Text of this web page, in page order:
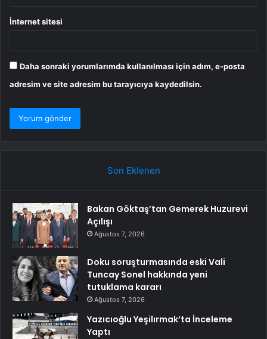
İnternet sitesi
Daha sonraki yorumlarımda kullanılması için adım, e-posta
adresim ve site adresim bu tarayıcıya kaydedilsin.
Son Eklenen
Bakan Göktaş’tan Gemerek Huzurevi
Açılışı
Ağustos 7, 2026
Doku soruşturmasında eski Vali
Tuncay Sonel hakkında yeni
tutuklama kararı
Ağustos 7, 2026
Yazıcıoğlu Yeşilırmak’ta İnceleme
Yaptı